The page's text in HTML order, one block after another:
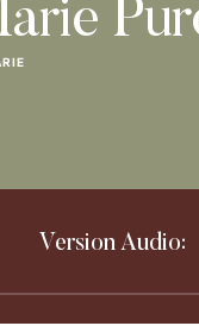
Version Audio: